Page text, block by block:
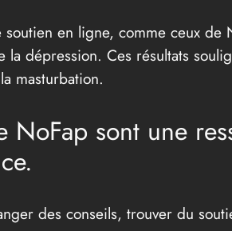
en ligne, comme ceux de
dépression. Ces résultats
masturbation.
NoFap sont une
des conseils, trouver du